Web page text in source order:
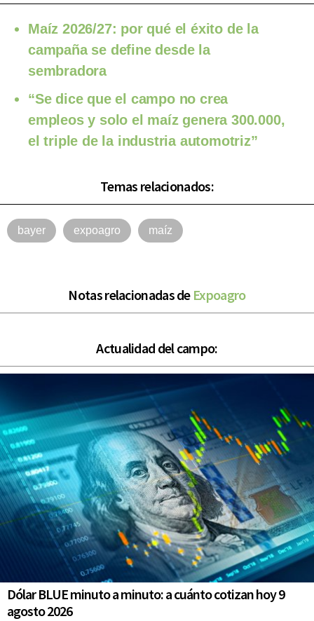
Maíz 2026/27: por qué el éxito de la
campaña se define desde la
sembradora
“Se dice que el campo no crea
empleos y solo el maíz genera 300.000,
el triple de la industria automotriz”
Temas relacionados:
bayer expoagro maíz
Notas relacionadas de Expoagro
Actualidad del campo:
Dólar BLUE minuto a minuto: a cuánto cotizan hoy 9
agosto 2026